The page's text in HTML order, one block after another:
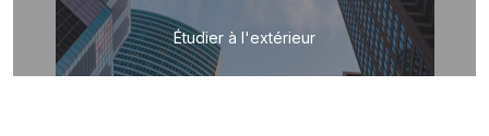
Étudier à l'extérieur